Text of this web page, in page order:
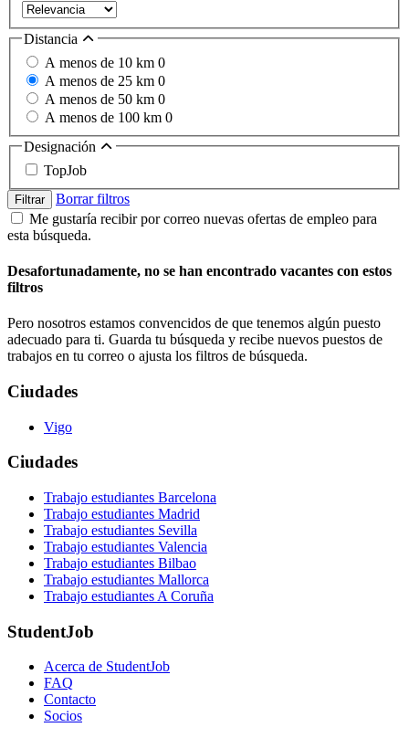
Distancia
A menos de 10 km 0
A menos de 25 km 0
A menos de 50 km 0
A menos de 100 km 0
Designación
TopJob
Filtrar
Borrar filtros
Me gustaría recibir por correo nuevas ofertas de empleo para
esta búsqueda.
Desafortunadamente, no se han encontrado vacantes con estos
filtros
Pero nosotros estamos convencidos de que tenemos algún puesto
adecuado para ti. Guarda tu búsqueda y recibe nuevos puestos de
trabajos en tu correo o ajusta los filtros de búsqueda.
Ciudades
Vigo
Ciudades
Trabajo estudiantes Barcelona
Trabajo estudiantes Madrid
Trabajo estudiantes Sevilla
Trabajo estudiantes Valencia
Trabajo estudiantes Bilbao
Trabajo estudiantes Mallorca
Trabajo estudiantes A Coruña
StudentJob
Acerca de StudentJob
FAQ
Contacto
Socios